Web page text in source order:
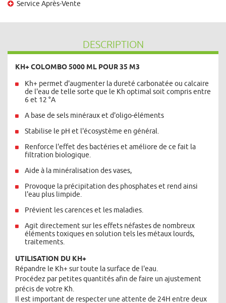
Service Après-Vente
DESCRIPTION
KH+ COLOMBO 5000 ML POUR 35 M3
Kh+ permet d'augmenter la dureté carbonatée ou calcaire
de l'eau de telle sorte que le Kh optimal soit compris entre
6 et 12 °A
A base de sels minéraux et d'oligo-éléments
Stabilise le pH et l'écosystème en général.
Renforce l'effet des bactéries et améliore de ce fait la
filtration biologique.
Aide à la minéralisation des vases,
Provoque la précipitation des phosphates et rend ainsi
l'eau plus limpide.
Prévient les carences et les maladies.
Agit directement sur les effets néfastes de nombreux
éléments toxiques en solution tels les métaux lourds,
traitements.
UTILISATION DU KH+
Répandre le Kh+ sur toute la surface de l'eau.
Procédez par petites quantités afin de faire un ajustement
précis de votre Kh.
Il est important de respecter une attente de 24H entre deux